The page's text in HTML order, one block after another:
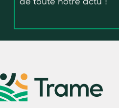
de toute notre actu !